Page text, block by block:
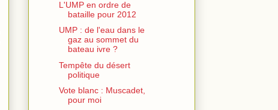
L'UMP en ordre de
bataille pour 2012
UMP : de l'eau dans le
gaz au sommet du
bateau ivre ?
Tempête du désert
politique
Vote blanc : Muscadet,
pour moi